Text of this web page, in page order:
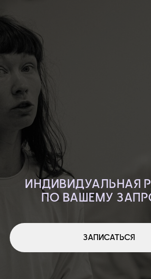
ИНДИВИДУАЛЬНАЯ
ПО ВАШЕМУ
ЗАПИСАТЬСЯ